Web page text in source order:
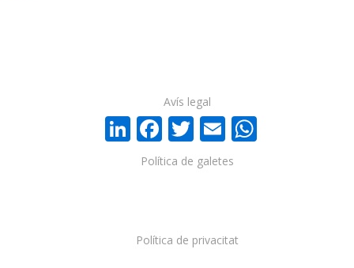
LinkedIn
Facebook
Twitter
Email
Política de privacitat
Política de galetes
Avís legal